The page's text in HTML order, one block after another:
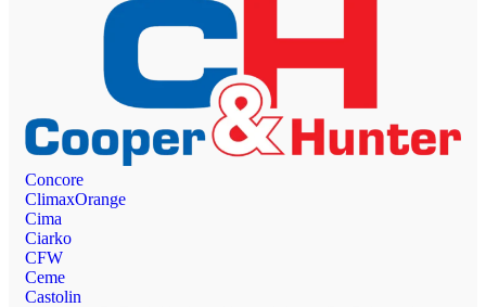
Concore
ClimaxOrange
Cima
Ciarko
CFW
Ceme
Castolin